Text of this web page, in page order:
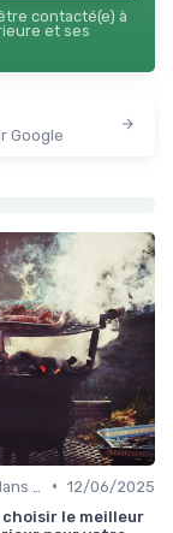
contacté(e) à
et ses
Google
• 12/06/2025
choisir le meilleur